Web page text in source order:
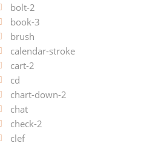
bolt-2
book-3
brush
calendar-stroke
cart-2
cd
chart-down-2
chat
check-2
clef